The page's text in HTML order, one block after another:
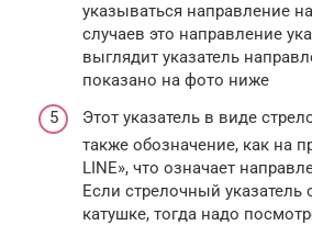
указываться направление
случаев это направление
выглядит указатель
показано на фото ниже
Этот указатель в виде
также обозначение, как на
LINE», что означает
Если стрелочный указатель
катушке, тогда надо